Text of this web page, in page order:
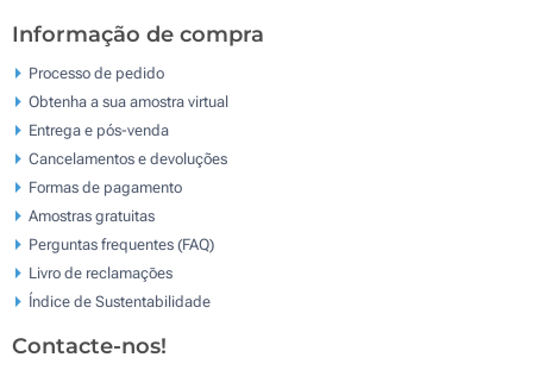
Informação de compra
Processo de pedido
Obtenha a sua amostra virtual
Entrega e pós-venda
Cancelamentos e devoluções
Formas de pagamento
Amostras gratuitas
Perguntas frequentes (FAQ)
Livro de reclamaçōes
Índice de Sustentabilidade
Contacte-nos!